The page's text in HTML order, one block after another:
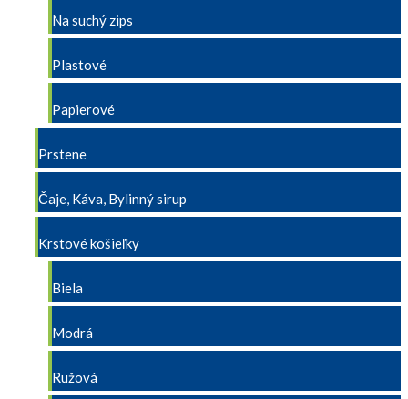
Na suchý zips
Plastové
Papierové
Prstene
Čaje, Káva, Bylinný sirup
Krstové košieľky
Biela
Modrá
Ružová